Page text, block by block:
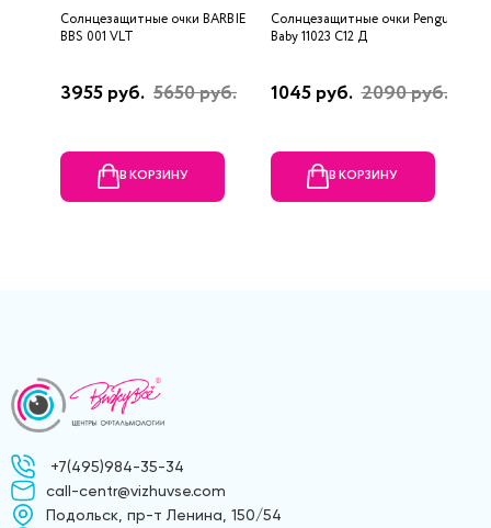
Солнцезащитные очки BARBIE
BBS 001 VLT
3955 руб. 5650 руб.
В КОРЗИНУ
Солнцезащитные очки Penguin
Baby 11023 C12 Д
1045 руб. 2090 руб.
В КОРЗИНУ
+7(495)984-35-34
call-centr@vizhuvse.com
Подольск, пр-т Ленина, 150/54